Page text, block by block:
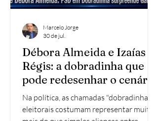
Débora Almeida e Izaías
Régis: a dobradinha que
pode redesenhar o cenário
político de Garanhuns
Na política, as chamadas "dobradinhas"
eleitorais costumam representar muito
Marcelo Jorge
30 de jul.